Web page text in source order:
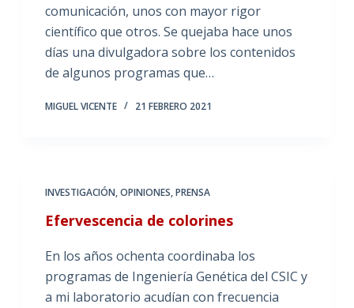
comunicación, unos con mayor rigor
científico que otros. Se quejaba hace unos
días una divulgadora sobre los contenidos
de algunos programas que…
MIGUEL VICENTE 21 FEBRERO 2021
INVESTIGACIÓN,OPINIONES,PRENSA
Efervescencia de colorines
En los años ochenta coordinaba los
programas de Ingeniería Genética del CSIC y
a mi laboratorio acudían con frecuencia